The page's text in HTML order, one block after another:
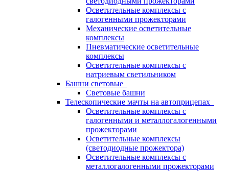
Осветительные комплексы с
галогенными прожекторами
Механические осветительные
комплексы
Пневматические осветительные
комплексы
Осветительные комплексы с
натриевым светильником
Башни световые
Световые башни
Телескопические мачты на автоприцепах
Осветительные комплексы с
галогенными и металлогалогенными
прожекторами
Осветительные комплексы
(светодиодные прожектора)
Осветительные комплексы с
металлогалогенными прожекторами